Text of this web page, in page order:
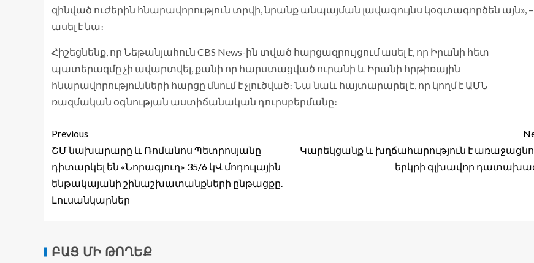
զինված ուժերին հնարավորություն տրվի, նրանք անպայման լավագույնս կօգտագործեն այն», –
ասել է նա։
Հիշեցնենք, որ Նեթանյահուն CBS News-ին տված հարցազրույցում ասել է, որ Իրանի հետ
պատերազմը չի ավարտվել, քանի որ հարստացված ուրանի և Իրանի հրթիռային
հնարավորությունների հարցը մնում է չլուծված։ Նա նաև հայտարարել է, որ կողմ է ԱՄՆ
ռազմական օգնության աստիճանական դուրսբերմանը։
Previous
ՇՄ նախարարը և Ռոմանոս Պետրոսյանը
դիտարկել են «Նորագյուղ» 35/6 կՎ մոդուլային
ենթակայանի շինաշխատանքների ընթացքը.
Լուսանկարներ
Կարեկցանք և խղճահարություն է
երկրի գլխավոր
ԲԱՑ ՄԻ ԹՈՂԵՔ